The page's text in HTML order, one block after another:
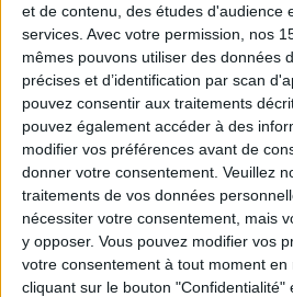
et de contenu, des études d'audience
services. Avec votre permission, nos
mêmes pouvons utiliser des données
précises et d’identification par scan
pouvez consentir aux traitements
pouvez également accéder à des
modifier vos préférences avant de
donner votre consentement. Veuillez
traitements de vos données
nécessiter votre consentement, mais
y opposer. Vous pouvez modifier vos
votre consentement à tout moment
cliquant sur le bouton "Confidentialité"
Peut-on remplacer la viande
Consultation diététique